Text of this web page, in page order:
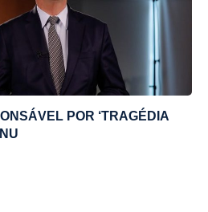
POR ‘TRAGÉDIA